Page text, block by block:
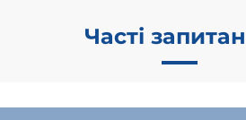
Часті